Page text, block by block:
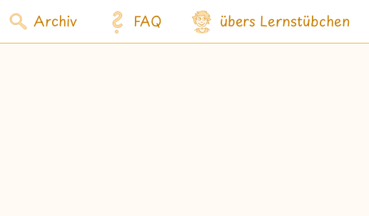
Archiv FAQ übers Lernstübchen